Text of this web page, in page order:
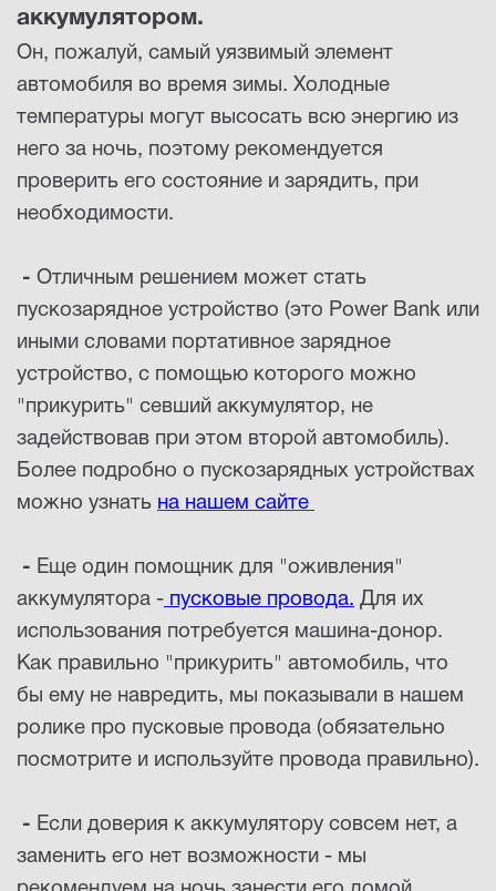
аккумулятором.
Он, пожалуй, самый уязвимый элемент
автомобиля во время зимы. Холодные
температуры могут высосать всю энергию из
него за ночь, поэтому рекомендуется
проверить его состояние и зарядить, при
необходимости.
- Отличным решением может стать
пускозарядное устройство (это Power Bank или
иными словами портативное зарядное
устройство, с помощью которого можно
"прикурить" севший аккумулятор, не
задействовав при этом второй автомобиль).
Более подробно о пускозарядных устройствах
можно узнать на нашем сайте
- Еще один помощник для "оживления"
аккумулятора - пусковые провода. Для их
использования потребуется машина-донор.
Как правильно "прикурить" автомобиль, что
бы ему не навредить, мы показывали в нашем
ролике про пусковые провода (обязательно
посмотрите и используйте провода правильно).
- Если доверия к аккумулятору совсем нет, а
заменить его нет возможности - мы